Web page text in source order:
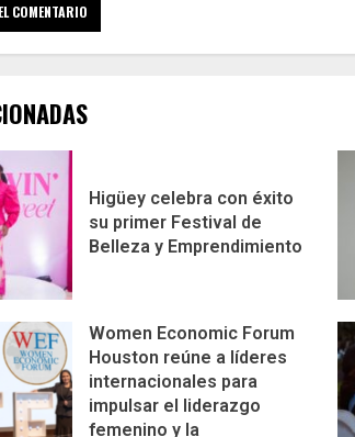
Higüey celebra con éxito
su primer Festival de
Belleza y Emprendimiento
Women Economic Forum
Houston reúne a líderes
internacionales para
impulsar el liderazgo
femenino y la